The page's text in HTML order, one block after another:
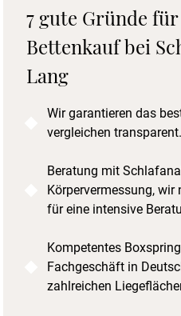
7 gute Gründe
Bettenkauf bei
Lang
Wir garantieren das
vergleichen transparent.
Beratung mit
Körpervermessung, wir
für eine intensive
Kompetentes
Fachgeschäft in
zahlreichen